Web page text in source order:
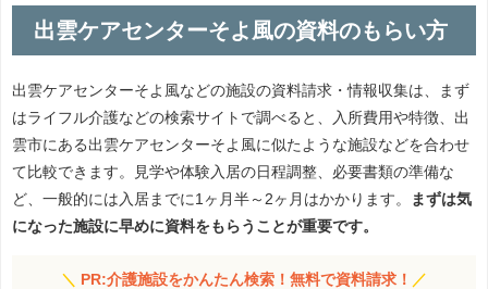
出雲ケアセンターそよ風の資料のもらい方
出雲ケアセンターそよ風などの施設の資料請求・情報収集は、まず
はライフル介護などの検索サイトで調べると、入所費用や特徴、出
雲市にある出雲ケアセンターそよ風に似たような施設などを合わせ
て比較できます。見学や体験入居の日程調整、必要書類の準備な
ど、一般的には入居までに1ヶ月半～2ヶ月はかかります。
まずは気
になった施設に早めに資料をもらうことが重要です。
＼ PR:介護施設をかんたん検索！無料で資料請求！ ／